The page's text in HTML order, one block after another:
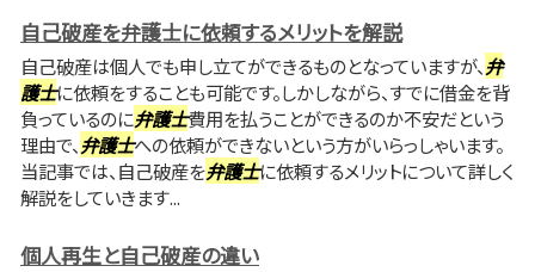
自己破産を弁護士に依頼するメリットを解説
自己破産は個人でも申し立てができるものとなっていますが、 弁
護士に依頼をすることも可能です。しかしながら、すでに借金を背
負っているのに弁護士費用を払うことができるのか不安だという
理由で、 弁護士への依頼ができないという方がいらっしゃいます。
当記事では、自己破産を弁護士に依頼するメリットについて詳しく
解説をしていきます...
個人再生と自己破産の違い